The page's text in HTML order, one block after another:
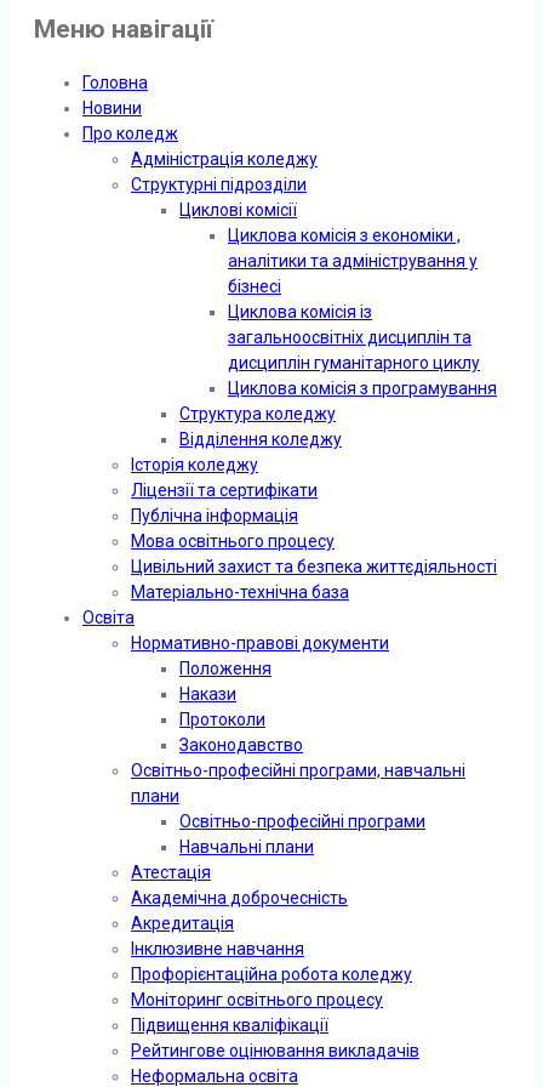
Меню навігації
Головна
Новини
Про коледж
Адміністрація коледжу
Структурні підрозділи
Циклові комісії
Циклова комісія з економіки ,
аналітики та адміністрування у
бізнесі
Циклова комісія із
загальноосвітніх дисциплін та
дисциплін гуманітарного циклу
Циклова комісія з програмування
Структура коледжу
Відділення коледжу
Історія коледжу
Ліцензії та сертифікати
Публічна інформація
Мова освітнього процесу
Цивільний захист та безпека життєдіяльності
Матеріально-технічна база
Освіта
Нормативно-правові документи
Положення
Накази
Протоколи
Законодавство
Освітньо-професійні програми, навчальні
плани
Освітньо-професійні програми
Навчальні плани
Атестація
Академічна доброчесність
Акредитація
Інклюзивне навчання
Профорієнтаційна робота коледжу
Моніторинг освітнього процесу
Підвищення кваліфікації
Рейтингове оцінювання викладачів
Неформальна освіта